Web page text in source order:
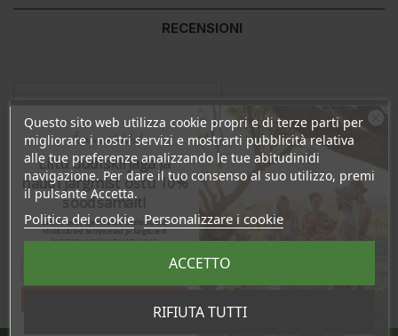
RECENSIONI
Condividi
Questo sito web utilizza cookie propri e di terze parti per
migliorare i nostri servizi e mostrarti pubblicità relativa
alle tue preferenze analizzando le tue abitudinidi
navigazione. Per dare il tuo consenso al suo utilizzo, premi
il pulsante Accetta.
Politica dei cookie Personalizzare i cookie
RIFIUTA TUTTI
ACCETTO
Ära veel lahku!
Liitu uudiskirjaga ja
naudi järgmist ostu 10%
soodsamalt!
Sind ootavad spetsiaalsed allahindlused,
eksklusiivsed kampaaniad ja kingitused!
Registreeru e-maili aadressiga ja saad